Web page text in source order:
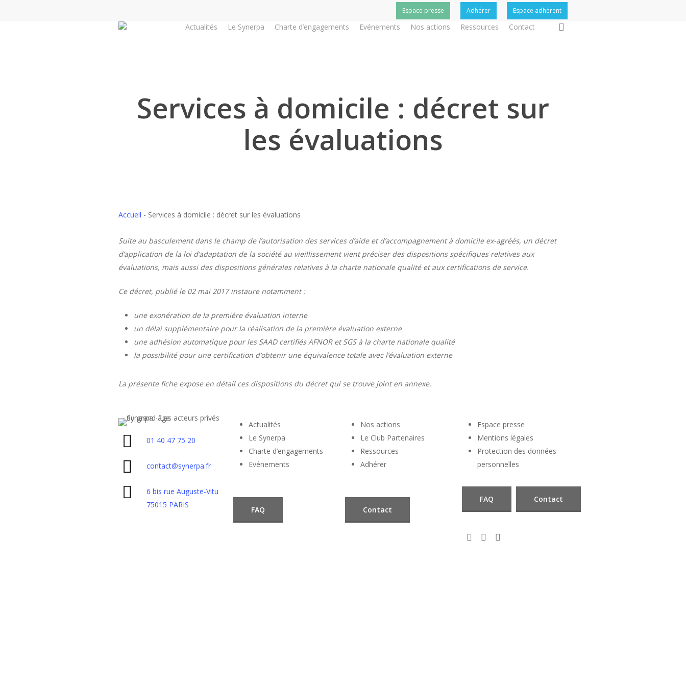
Espace presse Adhérer Espace adhérent
Actualités Le Synerpa Charte d’engagements Evénements Nos actions Ressources Contact
Services à domicile : décret sur
les évaluations
Accueil - Services à domicile : décret sur les évaluations
Suite au basculement dans le champ de l’autorisation des services d’aide et d’accompagnement à domicile ex-agréés, un décret
d’application de la loi d’adaptation de la société au vieillissement vient préciser des dispositions spécifiques relatives aux
évaluations, mais aussi des dispositions générales relatives à la charte nationale qualité et aux certifications de service.
Ce décret, publié le 02 mai 2017 instaure notamment :
une exonération de la première évaluation interne
un délai supplémentaire pour la réalisation de la première évaluation externe
une adhésion automatique pour les SAAD certifiés AFNOR et SGS à la charte nationale qualité
la possibilité pour une certification d’obtenir une équivalence totale avec l’évaluation externe
La présente fiche expose en détail ces dispositions du décret qui se trouve joint en annexe.
01 40 47 75 20
contact@synerpa.fr
6 bis rue Auguste-Vitu
75015 PARIS
Actualités
Le Synerpa
Charte d’engagements
Evénements
Nos actions
Le Club Partenaires
Ressources
Adhérer
FAQ Contact
Espace presse
Mentions légales
Protection des données
personnelles
FAQ Contact